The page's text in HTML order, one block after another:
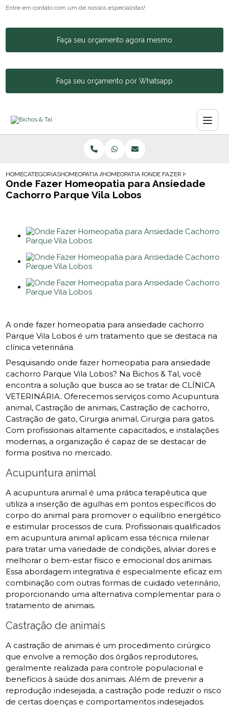
Entre em contato com um de nossos especialistas!
Faça seu orçamento agora mesmo
Faça seu orçamento por Whatsapp
HOMECATEGORIASHOMEOPATIA ANIMALHOMEOPATIA PARA CACHORRO BARRA
ONDE FAZER HOMEOPATIA
Onde Fazer Homeopatia para Ansiedade
Cachorro Parque Vila Lobos
A onde fazer homeopatia para ansiedade cachorro
Parque Vila Lobos é um tratamento que se destaca na
clínica veterinária.
Pesquisando onde fazer homeopatia para ansiedade
cachorro Parque Vila Lobos? Na Bichos & Tal, você
encontra a solução que busca ao se tratar de CLÍNICA
VETERINÁRIA. Oferecemos serviços como Acupuntura
animal, Castração de animais, Castração de cachorro,
Castração de gato, Cirurgia animal, Cirurgia para gatos.
Com profissionais altamente capacitados, e instalações
modernas, a organização é capaz de se destacar de
forma positiva no mercado.
Acupuntura animal
A acupuntura animal é uma prática terapêutica que
utiliza a inserção de agulhas em pontos específicos do
corpo do animal para promover o equilíbrio energético
e estimular processos de cura. Profissionais qualificados
em acupuntura animal aplicam essa técnica milenar
para tratar uma variedade de condições, aliviar dores e
melhorar o bem-estar físico e emocional dos animais.
Essa abordagem integrativa é especialmente eficaz em
combinação com outras formas de cuidado veterinário,
proporcionando uma alternativa complementar para o
tratamento de animais.
Castração de animais
A castração de animais é um procedimento cirúrgico
que envolve a remoção dos órgãos reprodutores,
geralmente realizada para controle populacional e
benefícios à saúde dos animais. Além de prevenir a
reprodução indesejada, a castração pode reduzir o risco
de certas doenças e comportamentos indesejados.